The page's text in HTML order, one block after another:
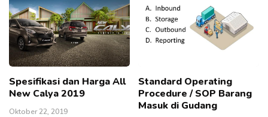
Spesifikasi dan Harga All
New Calya 2019
Oktober 22, 2019
Standard Operating
Procedure / SOP Barang
Masuk di Gudang